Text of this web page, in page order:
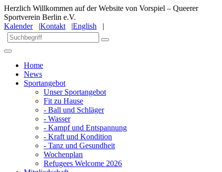
Herzlich Willkommen auf der Website von Vorspiel – Queerer
Sportverein Berlin e.V.
Kalender|Kontakt |English |
Home
News
Sportangebot
Unser Sportangebot
Fit zu Hause
- Ball und Schläger
- Wasser
- Kampf und Entspannung
- Kraft und Kondition
- Tanz und Gesundheit
Wochenplan
Refugees Welcome 2026